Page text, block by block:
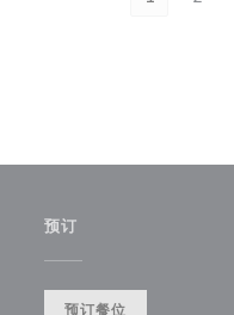
预订
预订餐位